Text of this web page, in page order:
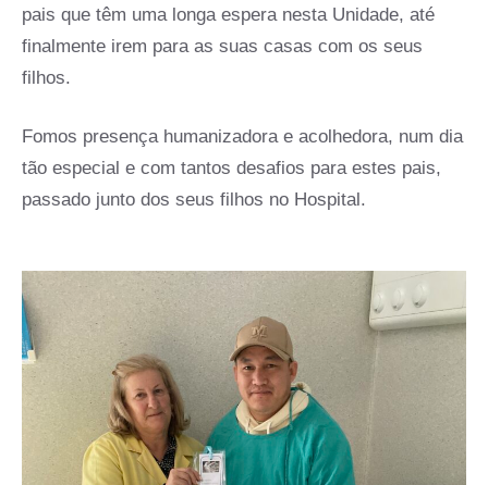
pais que têm uma longa espera nesta Unidade, até
finalmente irem para as suas casas com os seus
filhos.
Fomos presença humanizadora e acolhedora, num dia
tão especial e com tantos desafios para estes pais,
passado junto dos seus filhos no Hospital.